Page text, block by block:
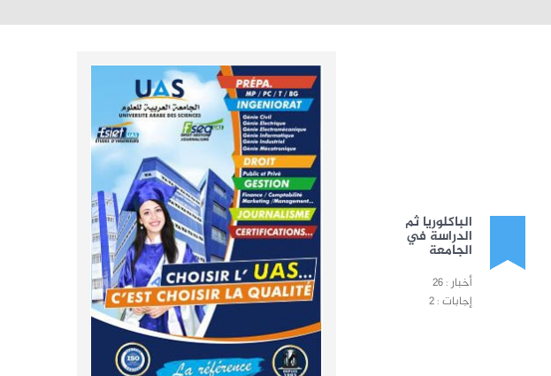
الباكلوريا ثم
الدراسة في
الجامعة
أخبار : 26
إجابات : 2